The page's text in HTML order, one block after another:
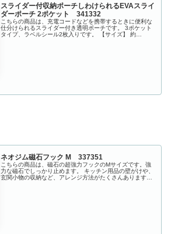
スライダー付収納ポーチしわけられるEVAスライ
ダーポーチ 2ポケット 341332
こちらの商品は、充電コードなどを携帯するときに便利な
仕分けられるスライダー付き透明ポーチです。 3ポケット
タイプ、ラベルシール2枚入りです。 【サイズ】 約
ネオジム磁石フック M 337351
こちらの商品は、磁石の超強力フックのMサイズです。強
力な磁石でしっかり止めます。 キッチン用品の壁がけや、
玄関小物の収納など、アレンジ方法がたくさんあります。